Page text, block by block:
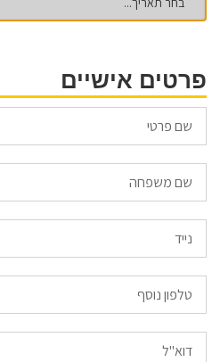
פרטים אישיים
Email